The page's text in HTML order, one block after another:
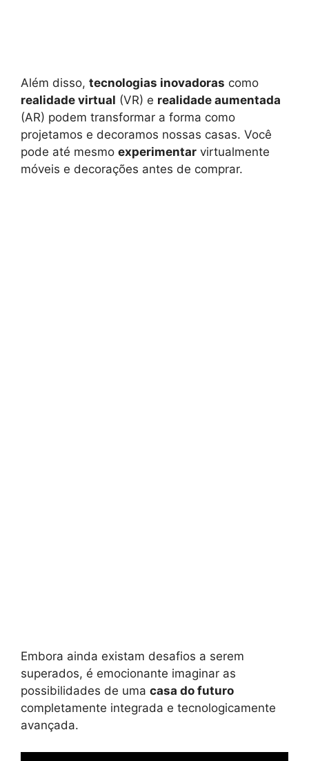
Além disso, tecnologias inovadoras como
realidade virtual (VR) e realidade aumentada
(AR) podem transformar a forma como
projetamos e decoramos nossas casas. Você
pode até mesmo experimentar virtualmente
móveis e decorações antes de comprar.
Embora ainda existam desafios a serem
superados, é emocionante imaginar as
possibilidades de uma casa do futuro
completamente integrada e tecnologicamente
avançada.